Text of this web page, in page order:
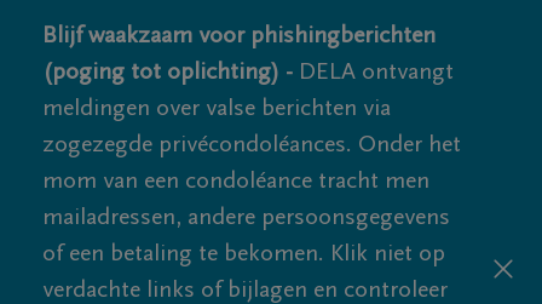
Blijf waakzaam voor phishingberichten
(poging tot oplichting) - DELA ontvangt
meldingen over valse berichten via
zogezegde privécondoléances. Onder het
mom van een condoléance tracht men
mailadressen, andere persoonsgegevens
of een betaling te bekomen. Klik niet op
verdachte links of bijlagen en controleer